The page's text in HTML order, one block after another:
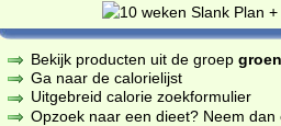
Bekijk producten uit de groep
Ga naar de calorielijst
Uitgebreid calorie zoekformulier
Opzoek naar een dieet? Neem